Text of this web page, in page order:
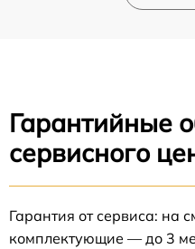
Гарантийные
сервисного
Гарантия от сервиса: на
комплектующие — до 3